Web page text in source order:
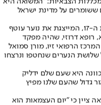
ששומרים על מדינת ישראל
משיאי משואות נוספים הם: גיל שלמה בת ה-17, המייצגת את נוער עוטף
רופא דרוזי, שהיה מפקד
הרפואי זיו, מורן סמואל
הנערים שנחטפו ונרצחו
היא שעם שלם ידליק
גדול שהעם שלנו מפיץ
ציין כי ״יום העצמאות הוא